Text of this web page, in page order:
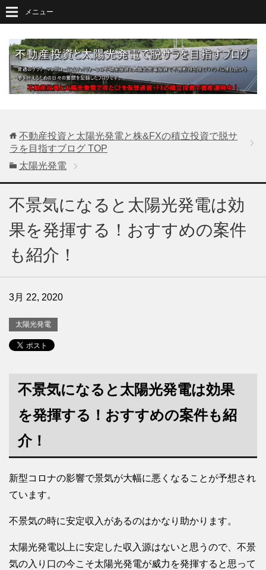
メニュー
不動産投資と太陽光発電と株&FXの積立投資で脱サ
ラを目指すブログ TOP
太陽光発電
不景気になると太陽光発電は効
果を発揮する！おすすめの案件
も紹介！
3月 22, 2020
太陽光発電
不景気になると太陽光発電は効果
を発揮する！おすすめの案件も紹
介！
新型コロナの影響で景気が大幅に悪くなることが予想され
ています。
不景気の時に安定収入があるのはかなり助かります。
太陽光発電以上に安定した収入源はないと思うので、不景
気の入り口の今こそ太陽光発電が威力を発揮すると思って